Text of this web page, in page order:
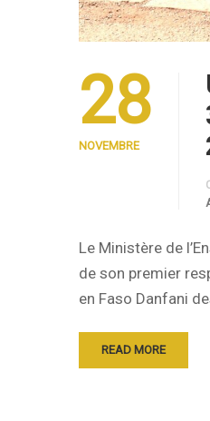
28
NOVEMBRE
Le Ministère de
de son premier
en Faso Danfani
READ MORE